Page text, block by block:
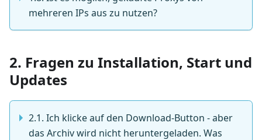
mehreren IPs aus zu nutzen?
2. Fragen zu Installation, Start und
Updates
2.1. Ich klicke auf den Download-Button - aber
das Archiv wird nicht heruntergeladen. Was